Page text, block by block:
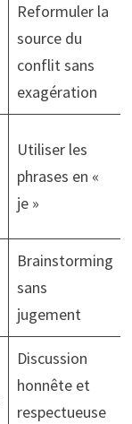
Reformuler la
source du
conflit sans
exagération
Utiliser les
phrases en «
je »
Brainstorming
sans
jugement
Discussion
honnête et
respectueuse